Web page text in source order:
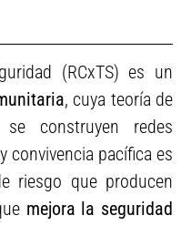
(RCxTS) es un
, cuya teoría de
construyen redes
convivencia pacífica es
riesgo que producen
mejora la seguridad